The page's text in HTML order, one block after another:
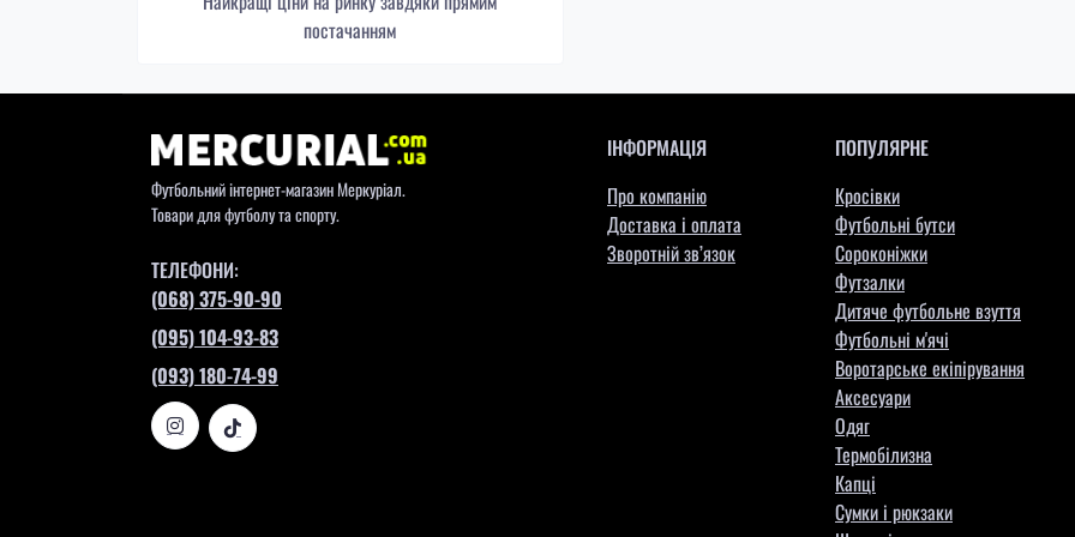
постачанням
Футбольний інтернет-магазин Меркуріал.
Товари для футболу та спорту.
ТЕЛЕФОНИ:
(068) 375-90-90
(095) 104-93-83
(093) 180-74-99
ІНФОРМАЦІЯ
Про компанію
Доставка і оплата
Зворотній зв’язок
ПОПУЛЯРНЕ
Кросівки
Футбольні бутси
Сороконіжки
Футзалки
Дитяче футбольне взуття
Футбольні м'ячі
Воротарське екіпірування
Aксесуари
Одяг
Термобілизна
Капці
Сумки і рюкзаки